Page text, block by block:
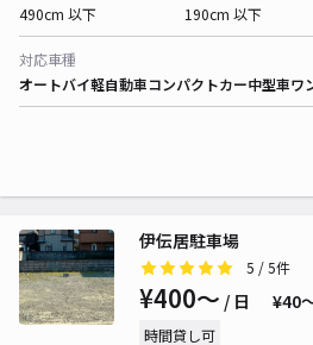
490cm 以下
190cm 以下
対応車種
オートバイ軽自動車コンパクトカー中型車ワ
伊伝居駐車場
5 / 5件
¥400〜 / 日 ¥40
時間貸し可